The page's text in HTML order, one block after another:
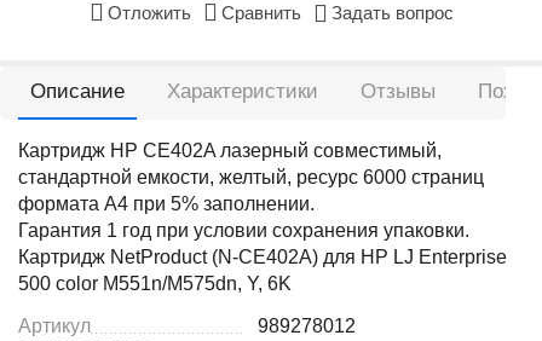
Отложить Сравнить Задать вопрос
Описание Характеристики Отзывы
Картридж HP CE402A лазерный совместимый,
стандартной емкости, желтый, ресурс 6000 страниц
формата А4 при 5% заполнении.
Гарантия 1 год при условии сохранения упаковки.
Картридж NetProduct (N-CE402A) для HP LJ Enterprise
500 color M551n/M575dn, Y, 6K
Артикул
989278012